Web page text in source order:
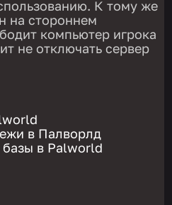
К тому же
на стороннем
компьютер игрока
не отключать сервер
в Палворлд
в Palworld